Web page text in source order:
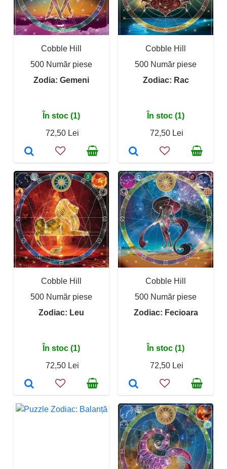
Cobble Hill
500 Număr piese
Zodia: Gemeni
În stoc (1)
72,50 Lei
Cobble Hill
500 Număr piese
Zodiac: Rac
În stoc (1)
72,50 Lei
Cobble Hill
500 Număr piese
Zodiac: Leu
În stoc (1)
72,50 Lei
Cobble Hill
500 Număr piese
Zodiac: Fecioara
În stoc (1)
72,50 Lei